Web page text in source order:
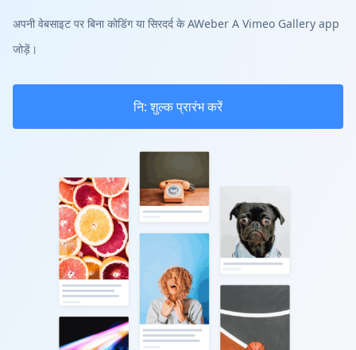
अपनी वेबसाइट पर बिना कोडिंग या सिरदर्द के AWeber A Vimeo Gallery app
जोड़ें।
नि: शुल्क प्रारंभ करें